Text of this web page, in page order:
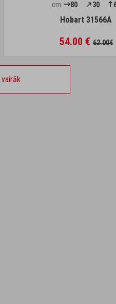
cm: 80 30
Hobart 31566A
54.00 € 62.00€